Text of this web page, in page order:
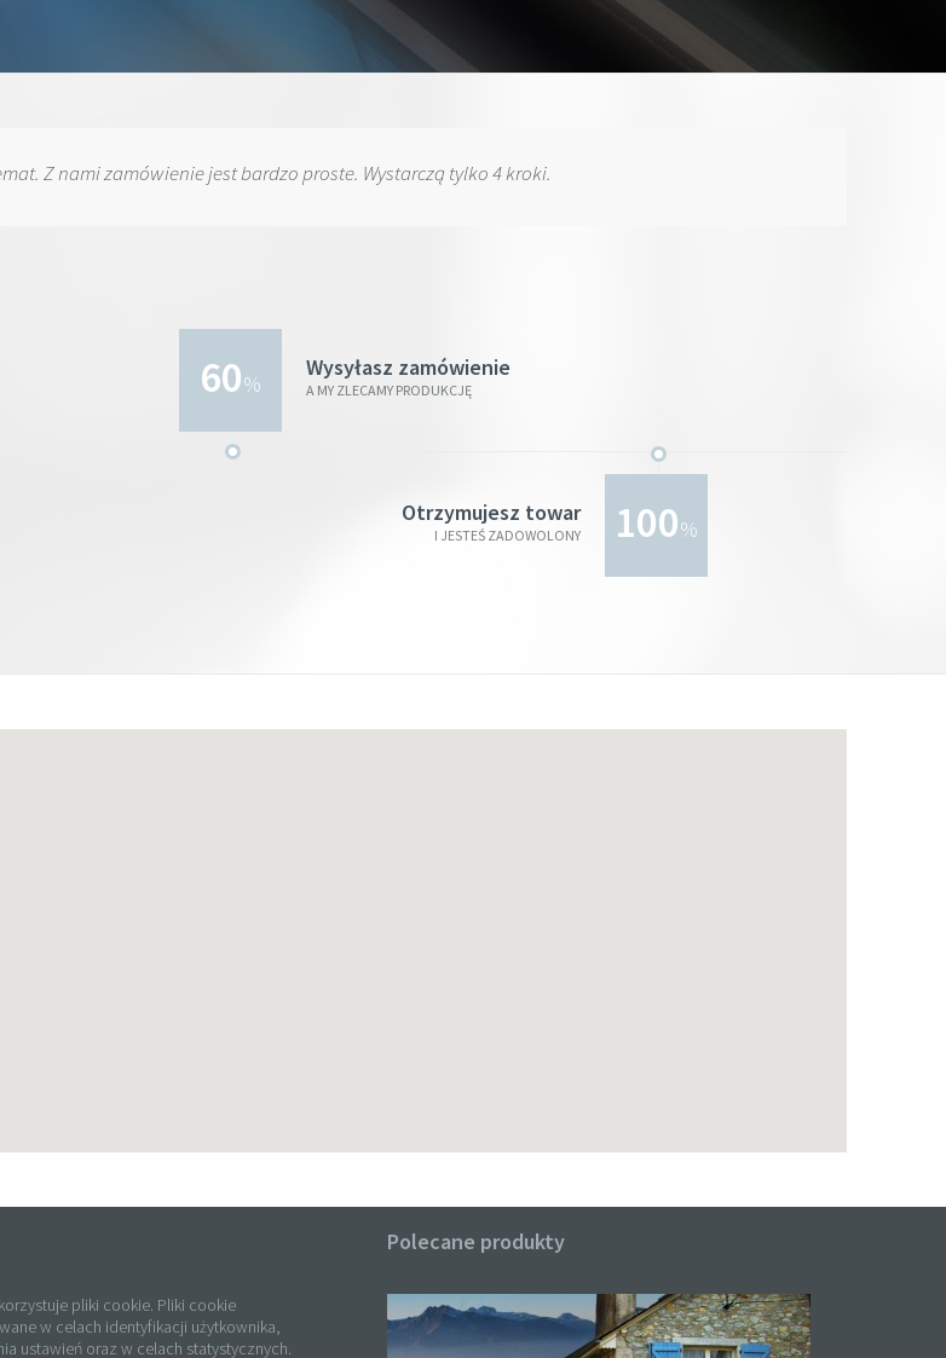
Z nami zamówienie jest bardzo proste. Wystarczą tylko 4 kroki.
Wysyłasz zamówienie
A MY ZLECAMY PRODUKCJĘ
60%
Otrzymujesz towar
I JESTEŚ ZADOWOLONY 100%
pliki cookie. Pliki cookie
w celach identyfikacji użytkownika,
ustawień oraz w celach statystycznych.
Polecane produkty